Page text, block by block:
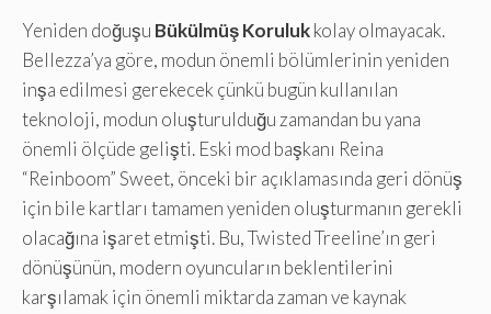
Yeniden doğuşu Bükülmüş Korulukkolay olmayacak.
Bellezza’ya göre, modun önemli bölümlerinin yeniden
inşa edilmesi gerekecek çünkü bugün kullanılan
teknoloji, modun oluşturulduğu zamandan bu yana
önemli ölçüde gelişti. Eski mod başkanı Reina
“Reinboom” Sweet, önceki bir açıklamasında geri dönüş
için bile kartları tamamen yeniden oluşturmanın gerekli
olacağına işaret etmişti. Bu, Twisted Treeline’ın geri
dönüşünün, modern oyuncuların beklentilerini
karşılamak için önemli miktarda zaman ve kaynak